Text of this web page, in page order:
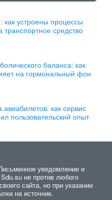
как устроены процессы
транспортное средство
баланса: как
на гормональный фон
как сервис
пользовательский опыт
уведомление и
не против любого
сайта, но при указании
на источник.